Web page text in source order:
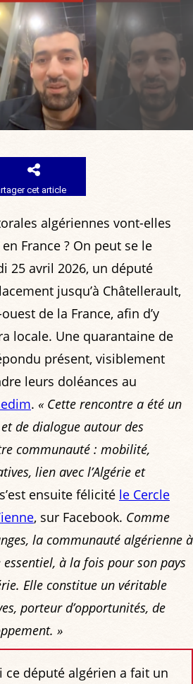
cet article
algériennes vont-elles
France ? On peut se le
25 avril 2026, un député
jusqu’à Châtellerault,
de la France, afin d’y
locale. Une quarantaine de
présent, visiblement
leurs doléances au
. « Cette rencontre a été un
de dialogue autour des
communauté : mobilité,
lien avec l’Algérie et
ensuite félicité le Cercle
, sur Facebook. Comme
la communauté algérienne à
à la fois pour son pays
Elle constitue un véritable
porteur d’opportunités, de
»
ce député algérien a fait un